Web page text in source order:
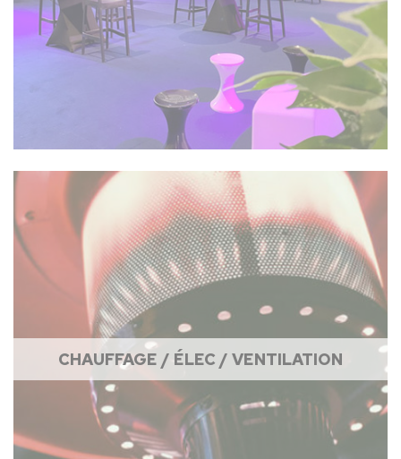
CHAUFFAGE / ÉLEC / VENTILATION